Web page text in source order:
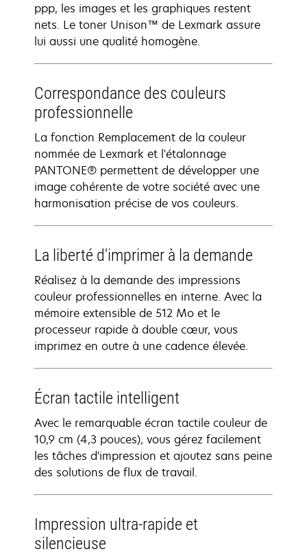
ppp, les images et les graphiques restent
nets. Le toner Unison™ de Lexmark assure
lui aussi une qualité homogène.
Correspondance des couleurs
professionnelle
La fonction Remplacement de la couleur
nommée de Lexmark et l'étalonnage
PANTONE® permettent de développer une
image cohérente de votre société avec une
harmonisation précise de vos couleurs.
La liberté d'imprimer à la demande
Réalisez à la demande des impressions
couleur professionnelles en interne. Avec la
mémoire extensible de 512 Mo et le
processeur rapide à double cœur, vous
imprimez en outre à une cadence élevée.
Écran tactile intelligent
Avec le remarquable écran tactile couleur de
10,9 cm (4,3 pouces), vous gérez facilement
les tâches d'impression et ajoutez sans peine
des solutions de flux de travail.
Impression ultra-rapide et
silencieuse